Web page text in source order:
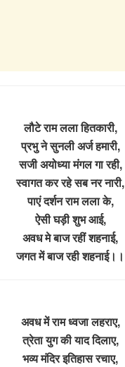
लौटे राम लला हितकारी,
प्रभु ने सुनली अर्ज हमारी,
सजी अयोध्या मंगल गा रही,
स्वागत कर रहे सब नर नारी,
पाएं दर्शन राम लला के,
ऐसी घड़ी शुभ आई,
अवध मे बाज रहीं शहनाई,
जगत में बाज रही शहनाई।।
अवध में राम ध्वजा लहराए,
त्रेता युग की याद दिलाए,
भव्य मंदिर इतिहास रचाए,